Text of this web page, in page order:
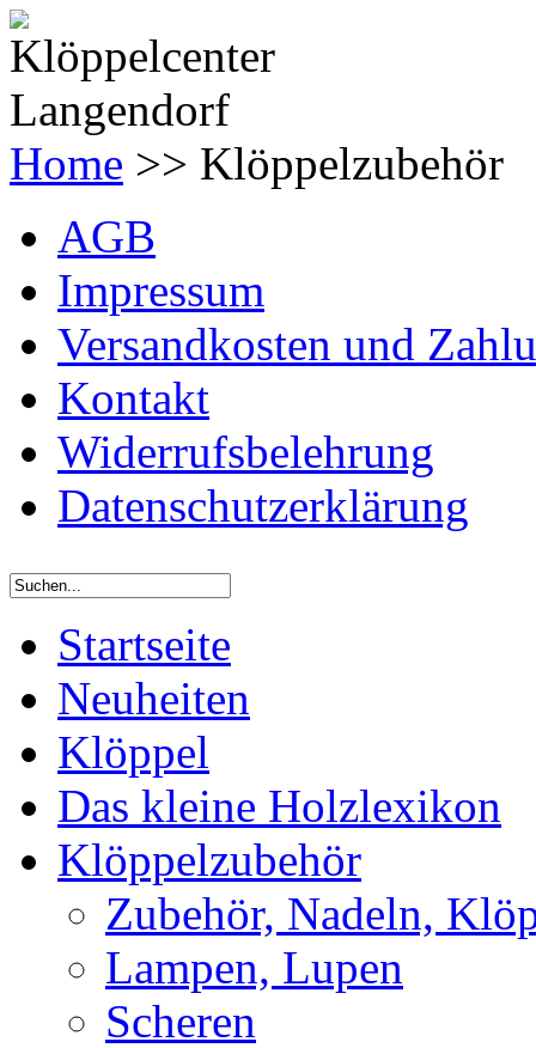
Home >> Klöppelzubehör
AGB
Impressum
Versandkosten und
Kontakt
Widerrufsbelehrung
Datenschutzerklärung
Startseite
Neuheiten
Klöppel
Das kleine Holzlexikon
Klöppelzubehör
Zubehör, Nadeln,
Lampen, Lupen
Scheren